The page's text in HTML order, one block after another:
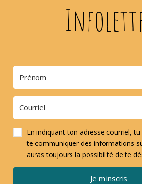
En indiquant ton adresse courriel,
te communiquer des informations
auras toujours la possibilité de te
Je m'inscris